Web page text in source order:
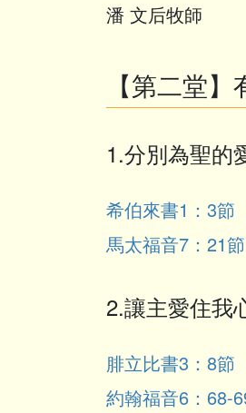
潘 文后牧師
【第二堂
1.分別為聖的
希伯來書1：3節
馬太福音7：21節
2.讓主愛住我
腓立比書3：8節
約翰福音6：68-